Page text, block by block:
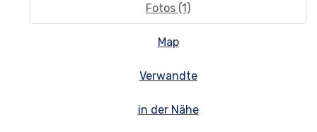
Fotos (1)
Map
Verwandte
in der Nähe